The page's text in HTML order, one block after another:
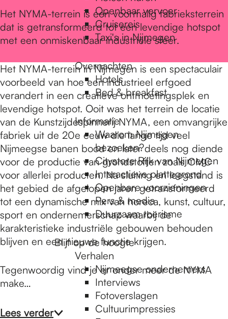
Openbaar vervoer
Cruisereis
Taxi's in Nijmegen
Overnachten
Hotels
Bed & breakfast
Informatie
Waarom Nijmegen
bezoeken?
Citystore Rijk van Nijmegen
Interactieve plattegrond
Openbare voorzieningen
Pers & media
Duurzaam toerisme
Blijf op de hoogte
Verhalen
Nijmeegse ondernemers
Interviews
Fotoverslagen
Cultuurimpressies
Het NYMA-terrein is een voormalig fabrieksterrein
dat is getransformeerd tot een levendige hotspot
met een onmiskenbaar industriële sfeer.
Het NYMA-terrein in Nijmegen is een spectaculair
voorbeeld van hoe een industrieel erfgoed
verandert in een creatieve ontmoetingsplek en
levendige hotspot. Ooit was het terrein de locatie
van de Kunstzijdespinnerij NYMA, een omvangrijke
fabriek uit de 20e eeuw die lange tijd veel
Nijmeegse banen bood en later deels nog diende
voor de productie van grondstoffen zoals CMC
voor allerlei producten. Na sluiting en leegstand is
het gebied de afgelopen jaren getransformeerd
tot een dynamische mix van horeca, kunst, cultuur,
sport en ondernemerschap waarbij de
karakteristieke industriële gebouwen behouden
blijven en een nieuwe functie krijgen.
Tegenwoordig vind je er onder meer de NYMA
make…
Lees verder